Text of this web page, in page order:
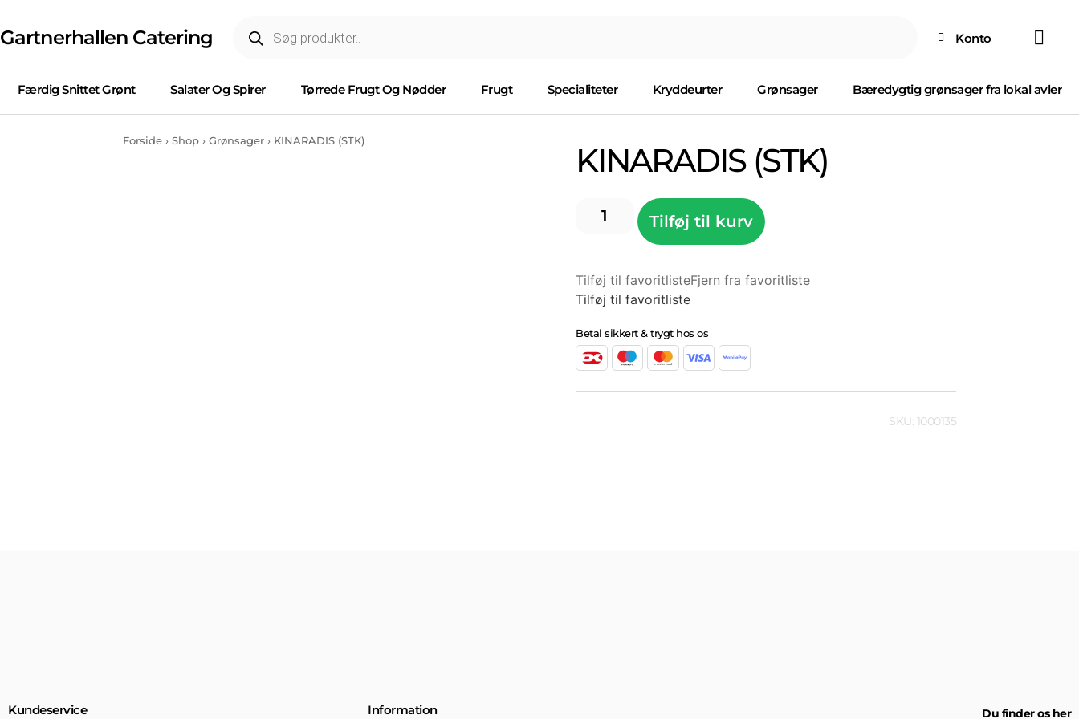
Gartnerhallen Catering Konto
Færdig Snittet Grønt Salater Og Spirer Tørrede Frugt Og Nødder Frugt Specialiteter Kryddeurter Grønsager Bæredygtig grønsager fra lokal avler
Forside› Shop› Grønsager› KINARADIS (STK)
KINARADIS (STK)
Tilføj til kurv
Tilføj til favoritlisteFjern fra favoritliste
Tilføj til favoritliste
Betal sikkert & trygt hos os
SKU: 1000135
Kundeservice Information Du finder os her